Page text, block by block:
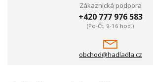
Zákaznická podpora
+420 777 976 583
(Po-Čt, 9-16 hod.)
obchod@hadladla.cz